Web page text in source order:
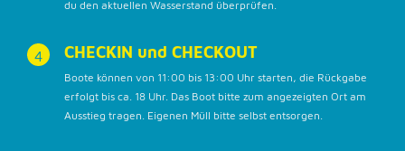
du den aktuellen Wasserstand überprüfen.
4 CHECKIN und CHECKOUT
Boote können von 11:00 bis 13:00 Uhr starten, die Rückgabe
erfolgt bis ca. 18 Uhr. Das Boot bitte zum angezeigten Ort am
Ausstieg tragen. Eigenen Müll bitte selbst entsorgen.